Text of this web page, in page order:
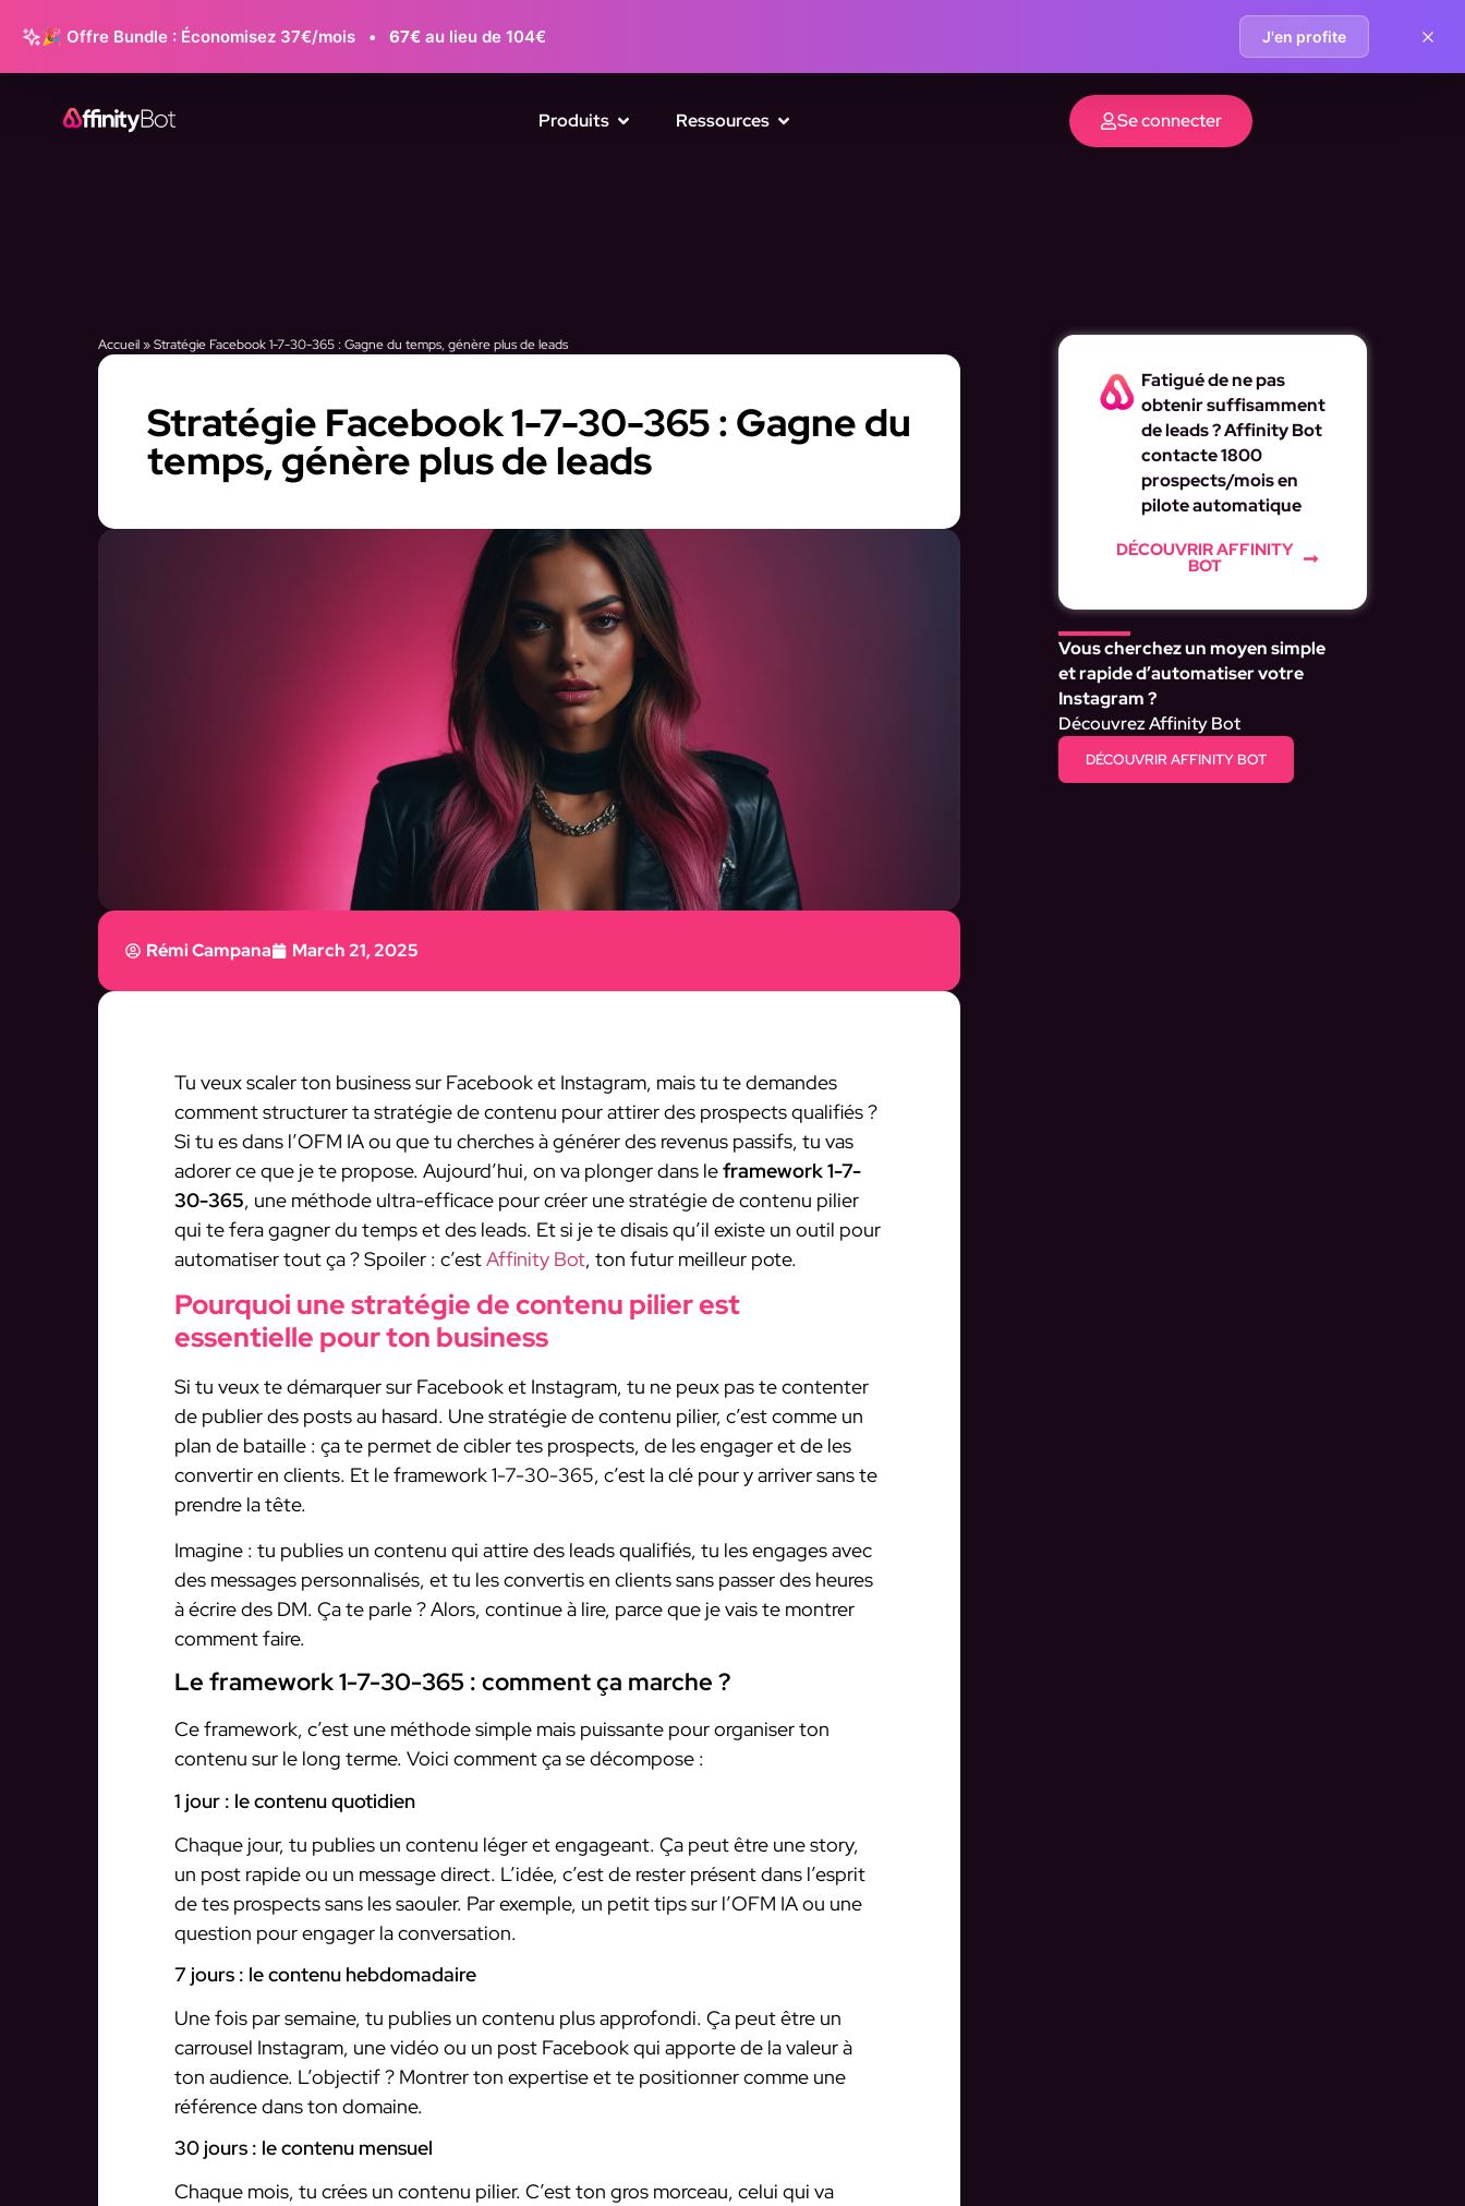
Produits Ressources Se connecter
🎉 Offre Bundle : Économisez 37€/mois • 67€ au lieu de 104€ J'en profite
Accueil»Stratégie Facebook 1-7-30-365 : Gagne du temps, génère plus de leads
Stratégie Facebook 1-7-30-365 : Gagne du
temps, génère plus de leads
Rémi Campana March 21, 2025
Tu veux scaler ton business sur Facebook et Instagram, mais tu te demandes
comment structurer ta stratégie de contenu pour attirer des prospects qualifiés ?
Si tu es dans l’OFM IA ou que tu cherches à générer des revenus passifs, tu vas
adorer ce que je te propose. Aujourd’hui, on va plonger dans leframework 1-7-
30-365, une méthode ultra-efficace pour créer une stratégie de contenu pilier
qui te fera gagner du temps et des leads. Et si je te disais qu’il existe un outil pour
automatiser tout ça ? Spoiler : c’estAffinity Bot, ton futur meilleur pote.
Pourquoi une stratégie de contenu pilier est
essentielle pour ton business
Si tu veux te démarquer sur Facebook et Instagram, tu ne peux pas te contenter
de publier des posts au hasard. Une stratégie de contenu pilier, c’est comme un
plan de bataille : ça te permet de cibler tes prospects, de les engager et de les
convertir en clients. Et le framework 1-7-30-365, c’est la clé pour y arriver sans te
prendre la tête.
Imagine : tu publies un contenu qui attire des leads qualifiés, tu les engages avec
des messages personnalisés, et tu les convertis en clients sans passer des heures
à écrire des DM. Ça te parle ? Alors, continue à lire, parce que je vais te montrer
comment faire.
Le framework 1-7-30-365 : comment ça marche ?
Ce framework, c’est une méthode simple mais puissante pour organiser ton
contenu sur le long terme. Voici comment ça se décompose :
1 jour : le contenu quotidien
Chaque jour, tu publies un contenu léger et engageant. Ça peut être une story,
un post rapide ou un message direct. L’idée, c’est de rester présent dans l’esprit
de tes prospects sans les saouler. Par exemple, un petit tips sur l’OFM IA ou une
question pour engager la conversation.
7 jours : le contenu hebdomadaire
Une fois par semaine, tu publies un contenu plus approfondi. Ça peut être un
carrousel Instagram, une vidéo ou un post Facebook qui apporte de la valeur à
ton audience. L’objectif ? Montrer ton expertise et te positionner comme une
référence dans ton domaine.
30 jours : le contenu mensuel
Chaque mois, tu crées un contenu pilier. C’est ton gros morceau, celui qui va
Fatigué de ne pas
obtenir suffisamment
de leads ? Affinity Bot
contacte 1800
prospects/mois en
pilote automatique
DÉCOUVRIR AFFINITY
BOT
Vous cherchez un moyen simple
et rapide d’automatiser votre
Instagram ?
Découvrez Affinity Bot
DÉCOUVRIR AFFINITY BOT